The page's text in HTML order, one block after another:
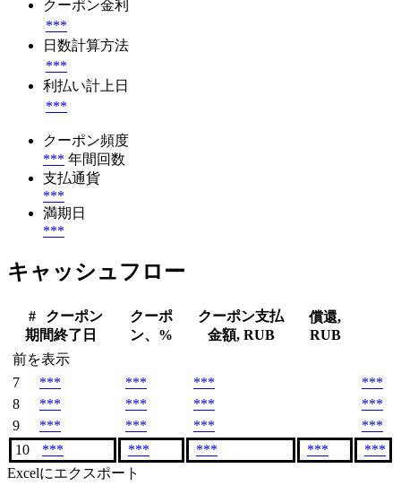
クーポン金利
***
日数計算方法
***
利払い計上日
***
クーポン頻度
*** 年間回数
支払通貨
***
満期日
***
キャッシュフロー
#
クーポン
期間終了日
クーポ
ン、%
クーポン支払
金額, RUB
償還,
RUB
前を表示
7
*** *** ***
***
8
*** *** ***
***
9
*** *** ***
***
10
*** *** *** ***
***
Excelにエクスポート